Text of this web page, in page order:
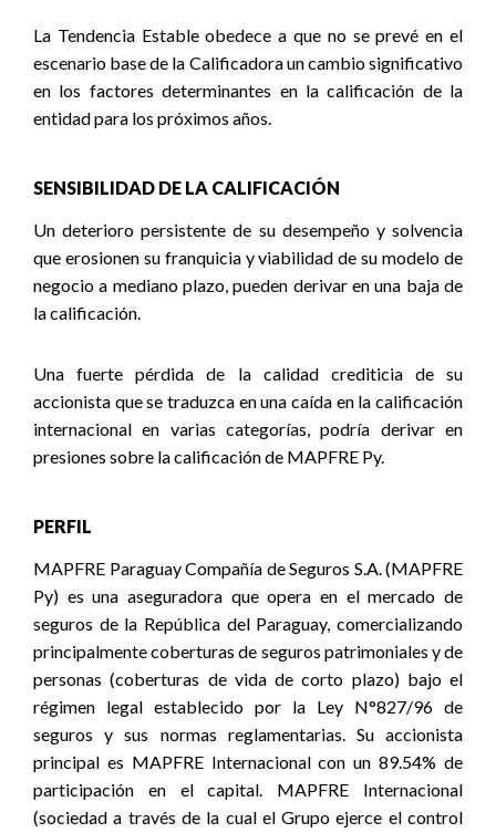
La Tendencia Estable obedece a que no se prevé en el
escenario base de la Calificadora un cambio significativo
en los factores determinantes en la calificación de la
entidad para los próximos años.
SENSIBILIDAD DE LA CALIFICACIÓN
Un deterioro persistente de su desempeño y solvencia
que erosionen su franquicia y viabilidad de su modelo de
negocio a mediano plazo, pueden derivar en una baja de
la calificación.
Una fuerte pérdida de la calidad crediticia de su
accionista que se traduzca en una caída en la calificación
internacional en varias categorías, podría derivar en
presiones sobre la calificación de MAPFRE Py.
PERFIL
MAPFRE Paraguay Compañía de Seguros S.A. (MAPFRE
Py) es una aseguradora que opera en el mercado de
seguros de la República del Paraguay, comercializando
principalmente coberturas de seguros patrimoniales y de
personas (coberturas de vida de corto plazo) bajo el
régimen legal establecido por la Ley N°827/96 de
seguros y sus normas reglamentarias. Su accionista
principal es MAPFRE Internacional con un 89.54% de
participación en el capital. MAPFRE Internacional
(sociedad a través de la cual el Grupo ejerce el control